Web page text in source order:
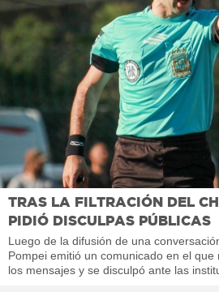
TRAS LA FILTRACIÓN DEL
PIDIÓ DISCULPAS PÚBLICAS
Luego de la difusión de una
Pompei emitió un comunicado en el
los mensajes y se disculpó ante las